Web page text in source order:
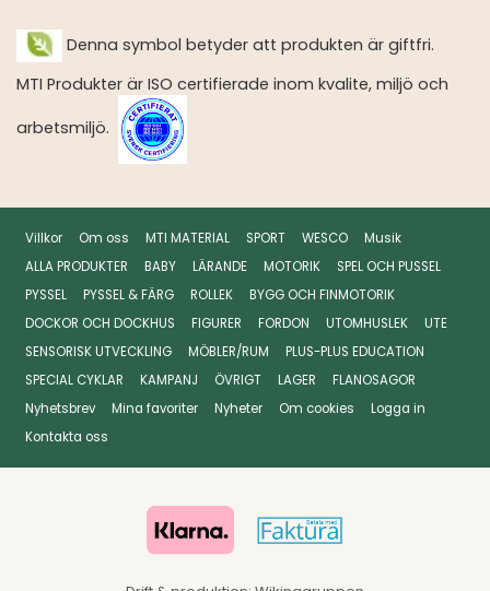
Denna symbol betyder att produkten är giftfri.
MTI Produkter är ISO certifierade inom kvalite, miljö och
arbetsmiljö.
Villkor Om oss MTI MATERIAL SPORT WESCO
Musik
ALLA PRODUKTER
BABY LÄRANDE MOTORIK
SPEL OCH PUSSEL
PYSSEL
PYSSEL & FÄRG ROLLEK
BYGG OCH FINMOTORIK
DOCKOR OCH DOCKHUS
FIGURER FORDON UTOMHUSLEK
UTE
SENSORISK UTVECKLING
MÖBLER/RUM
PLUS-PLUS EDUCATION
SPECIAL CYKLAR
KAMPANJ ÖVRIGT LAGER
FLANOSAGOR
Nyhetsbrev
Mina favoriter Nyheter Om cookies
Logga in
Kontakta oss